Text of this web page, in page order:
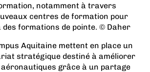
notamment à travers
centres de formation pour
formations de pointe. © Daher
Aquitaine mettent en place un
stratégique destiné à améliorer
aéronautiques grâce à un partage